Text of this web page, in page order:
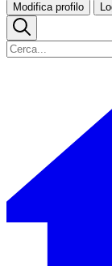
Modifica profilo